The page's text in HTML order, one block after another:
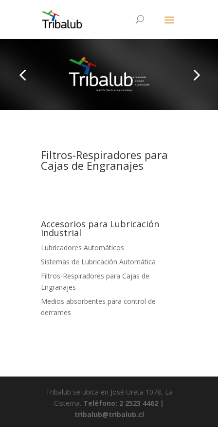
Filtros-Respiradores para
Cajas de Engranajes
Accesorios para Lubricación
Industrial
Lubricadores Automáticos
Sistemas de Lubricación Automática
Filtros-Respiradores para Cajas de
Engranajes
Medios absorbentes para control de
derrames
Tribalub se ubica en José Ureta 1078, La
Cisterna. Teléfono: 2 2523 4462 |
tribalub@tribalub.cl